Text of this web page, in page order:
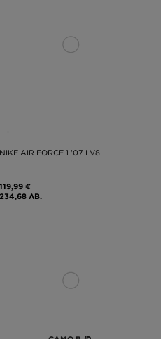
NIKE AIR FORCE 1 '07 LV8
119,99 €
234,68 ЛВ.